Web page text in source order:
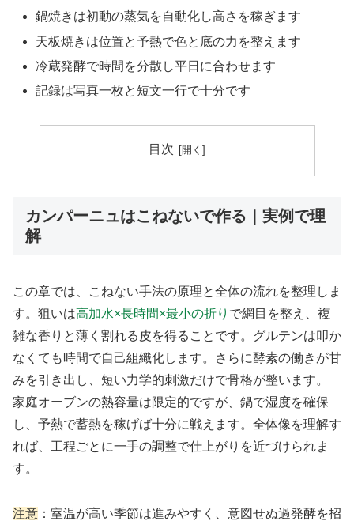
鍋焼きは初動の蒸気を自動化し高さを稼ぎます
天板焼きは位置と予熱で色と底の力を整えます
冷蔵発酵で時間を分散し平日に合わせます
記録は写真一枚と短文一行で十分です
目次
カンパーニュはこねないで作る｜実例で理
解
この章では、こねない手法の原理と全体の流れを整理しま
す。狙いは高加水×長時間×最小の折り で網目を整え、複
雑な香りと薄く割れる皮を得ることです。グルテンは叩か
なくても時間で自己組織化します。さらに酵素の働きが甘
みを引き出し、短い力学的刺激だけで骨格が整います。
家庭オーブンの熱容量は限定的ですが、鍋で湿度を確保
し、予熱で蓄熱を稼げば十分に戦えます。全体像を理解す
れば、工程ごとに一手の調整で仕上がりを近づけられま
す。
注意 ：室温が高い季節は進みやすく、意図せぬ過発酵を招